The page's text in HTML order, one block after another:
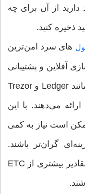
دارید از آن برای چه
ذخیره کنید.
های سرد امن‌ترین
آفلاین و پشتیبانی
دارند. کیف پول‌های سخت‌افزاری مانند Ledger و Trezor
راه‌حل‌های ذخیره‌سازی برای ETC ارائه می‌دهند. با این
است نیاز به کمی
گران‌تر باشند.
بنابراین، ممکن است برای ذخیره مقادیر بیشتری از ETC